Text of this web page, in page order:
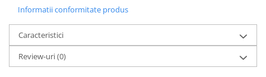
Informatii conformitate produs
Caracteristici
Review-uri(0)